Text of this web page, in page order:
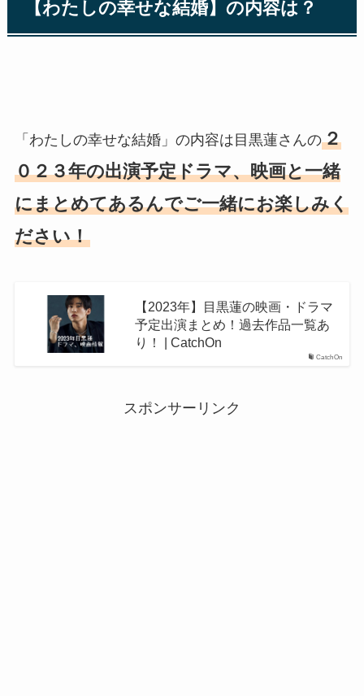
【わたしの幸せな結婚】の内容は？
「わたしの幸せな結婚」の内容は目黒蓮さんの２
０２３年の出演予定ドラマ、映画と一緒
にまとめてあるんでご一緒にお楽しみく
ださい！
CatchOn
【2023年】目黒蓮の映画・ドラマ
予定出演まとめ！過去作品一覧あ
り！ | CatchOn
スポンサーリンク